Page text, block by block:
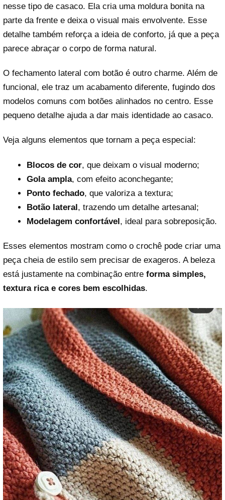
nesse tipo de casaco. Ela cria uma moldura bonita na
parte da frente e deixa o visual mais envolvente. Esse
detalhe também reforça a ideia de conforto, já que a peça
parece abraçar o corpo de forma natural.
O fechamento lateral com botão é outro charme. Além de
funcional, ele traz um acabamento diferente, fugindo dos
modelos comuns com botões alinhados no centro. Esse
pequeno detalhe ajuda a dar mais identidade ao casaco.
Veja alguns elementos que tornam a peça especial:
Blocos de cor, que deixam o visual moderno;
Gola ampla, com efeito aconchegante;
Ponto fechado, que valoriza a textura;
Botão lateral, trazendo um detalhe artesanal;
Modelagem confortável, ideal para sobreposição.
Esses elementos mostram como o crochê pode criar uma
peça cheia de estilo sem precisar de exageros. A beleza
está justamente na combinação entre forma simples,
textura rica e cores bem escolhidas.